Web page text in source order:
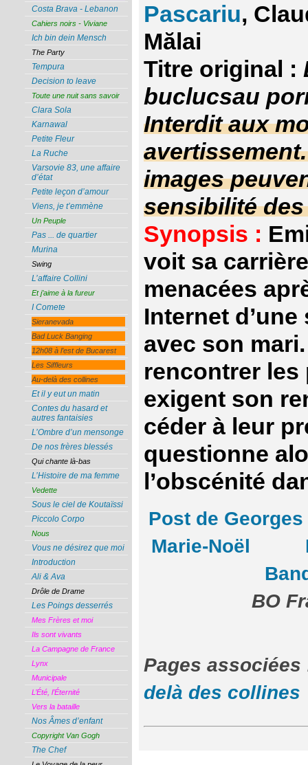
Pascariu,
Mălai
Titre original :
buclucsau
Interdit aux
images
sensibilité
Synopsis :
voit sa
menacées
Internet
avec son
rencontrer les
exigent son
céder à leur
questionne
l’obscénité
Post de
Marie-Noël
BO
Pages
delà des collines
Costa Brava - Lebanon
Cahiers noirs - Viviane
Ich bin dein Mensch
The Party
Tempura
Decision to leave
Toute une nuit sans savoir
Clara Sola
Karnawal
Petite Fleur
La Ruche
Varsovie 83, une affaire
d’état
Petite leçon d’amour
Viens, je t’emmène
Un Peuple
Pas ... de quartier
Murina
Swing
L’affaire Collini
Et j’aime à la fureur
I Comete
Sieranevada
Bad Luck Banging
12h08 à l’est de Bucarest
Les Siffleurs
Au-delà des collines
Et il y eut un matin
Contes du hasard et
autres fantaisies
L’Ombre d’un mensonge
De nos frères blessés
Qui chante là-bas
L’Histoire de ma femme
Vedette
Sous le ciel de Koutaïssi
Piccolo Corpo
Nous
Vous ne désirez que moi
Introduction
Ali & Ava
Drôle de Drame
Les Poings desserrés
Mes Frères et moi
Ils sont vivants
La Campagne de France
Lynx
Municipale
L’Été, l’Éternité
Vers la bataille
Nos Âmes d’enfant
Copyright Van Gogh
The Chef